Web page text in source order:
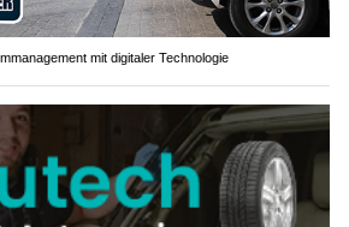
mit digitaler Technologie